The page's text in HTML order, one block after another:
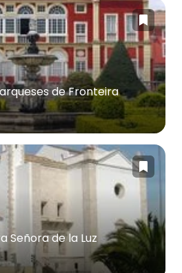
de Fronteira
Señora de la Luz